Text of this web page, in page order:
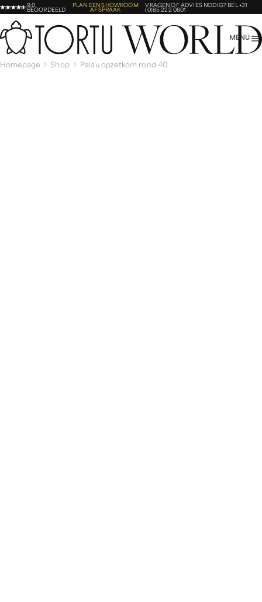
9,0
BEOORDEELD
PLAN EEN SHOWROOM
AFSPRAAK
VRAGEN OF ADVIES NODIG? BEL +31
(0)85 222 0801
MENU
Homepage Shop Palau opzetkom rond 40